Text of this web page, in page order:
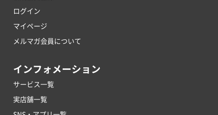
ログイン
マイページ
メルマガ会員について
インフォメーション
サービス一覧
実店舗一覧